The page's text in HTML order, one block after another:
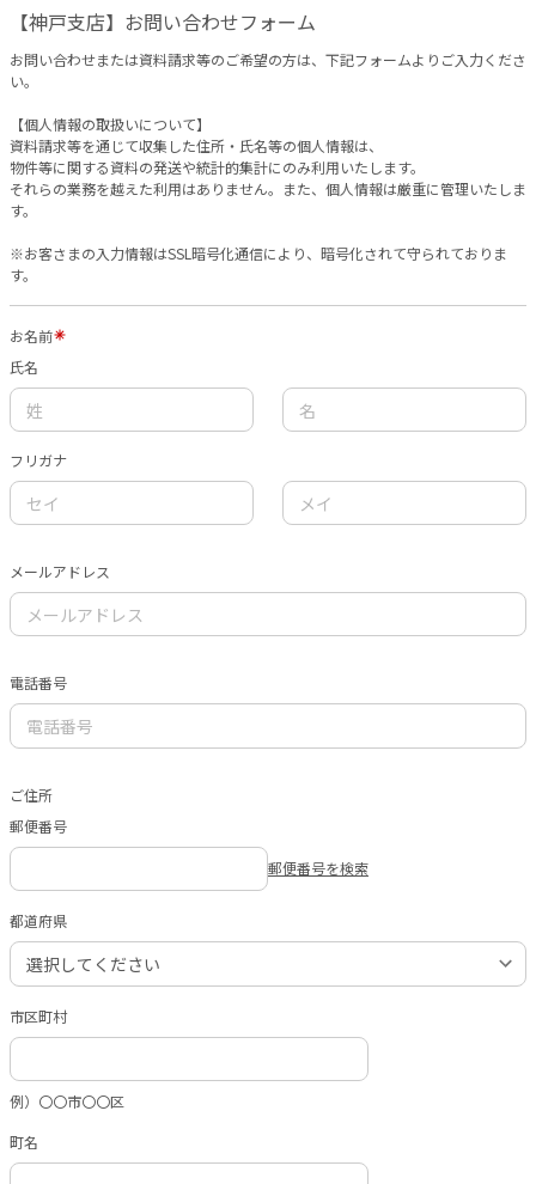
【神戸支店】お問い合わせフォーム
お問い合わせまたは資料請求等のご希望の方は、下記フォームよりご入力くださ
い。
【個人情報の取扱いについて】
資料請求等を通じて収集した住所・氏名等の個人情報は、
物件等に関する資料の発送や統計的集計にのみ利用いたします。
それらの業務を越えた利用はありません。また、個人情報は厳重に管理いたしま
す。
※お客さまの入力情報はSSL暗号化通信により、暗号化されて守られておりま
す。
お名前
氏名
フリガナ
メールアドレス
電話番号
ご住所
郵便番号
郵便番号を検索
都道府県
市区町村
例）〇〇市〇〇区
町名